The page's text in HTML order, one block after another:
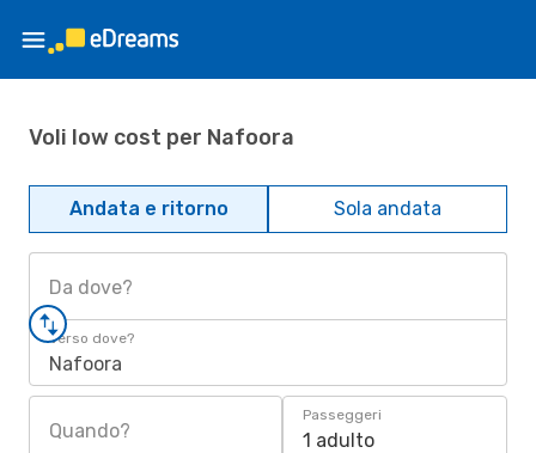
Voli low cost per Nafoora
Andata e ritorno Sola andata
Da dove?
Verso dove?
Nafoora
Quando?
Passeggeri
1 adulto